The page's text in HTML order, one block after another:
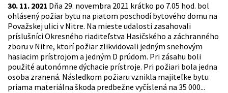
30. 11. 2021 Dňa 29. novembra 2021 krátko po 7.05 hod. bol
ohlásený požiar bytu na piatom poschodí bytového domu na
Považskej ulici v Nitre. Na mieste udalosti zasahovali
príslušníci Okresného riaditeľstva Hasičského a záchranného
zboru v Nitre, ktorí požiar zlikvidovali jedným snehovým
hasiacim prístrojom a jedným D prúdom. Pri zásahu boli
použité autonómne dýchacie prístroje. Pri požiari bola jedna
osoba zranená. Následkom požiaru vznikla majiteľke bytu
priama materiálna škoda predbežne vyčíslená na 35 000...